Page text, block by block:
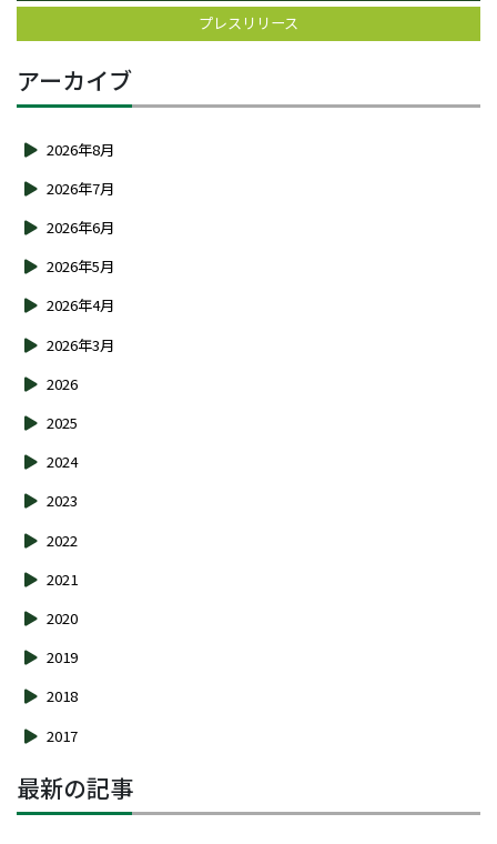
プレスリリース
アーカイブ
2026年8月
2026年7月
2026年6月
2026年5月
2026年4月
2026年3月
2026
2025
2024
2023
2022
2021
2020
2019
2018
2017
最新の記事